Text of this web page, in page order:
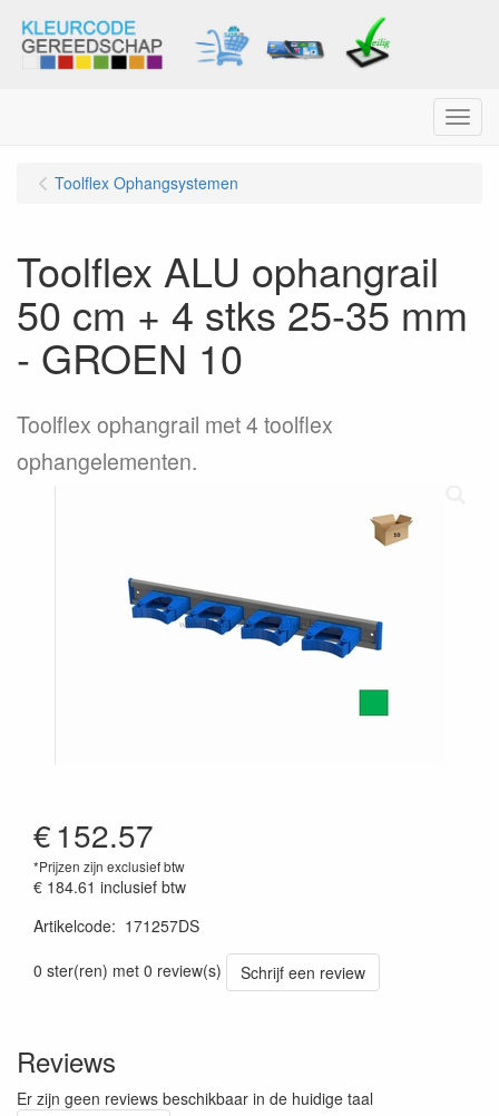
Menu
Toolflex Ophangsystemen
Toolflex ALU ophangrail
50 cm + 4 stks 25-35 mm
- GROEN 10
Toolflex ophangrail met 4 toolflex
ophangelementen.
€152.57
*Prijzen zijn exclusief btw
€ 184.61 inclusief btw
Artikelcode: 171257DS
0 ster(ren) met 0 review(s)
Schrijf een review
Reviews
Er zijn geen reviews beschikbaar in de huidige taal